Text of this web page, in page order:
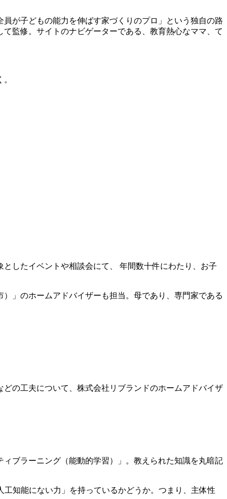
が子どもの能力を伸ばす家づくりのプロ」という独自の路
監修。サイトのナビゲーターである、教育熱心なママ、て
したイベントや相談会にて、 年間数十件にわたり、お子
」のホームアドバイザーも担当。母であり、専門家である
の工夫について、株式会社リブランドのホームアドバイザ
ィブラーニング（能動的学習）」
。教えられた知識を丸暗記
工知能にない力」を持っているかどうか。つまり、主体性